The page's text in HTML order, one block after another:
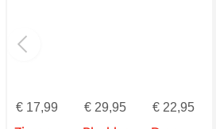
€17,99 €29,95 € 22,95